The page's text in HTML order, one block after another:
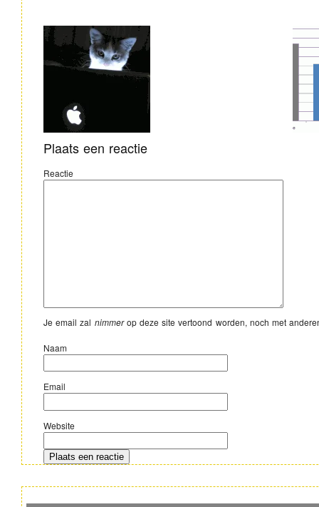
Plaats een reactie
Reactie
Je email zal nimmerop deze site vertoond worden, noch met
Naam
Email
Website